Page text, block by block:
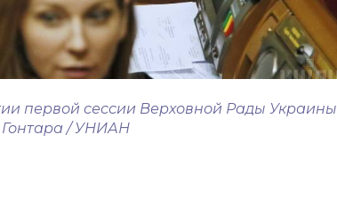
первой сессии Верховной Рады Украины
Гонтара / УНИАН